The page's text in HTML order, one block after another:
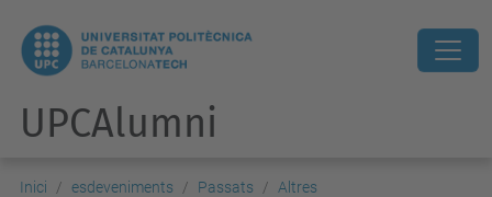
UPCAlumni
Inici esdeveniments Passats
Altres